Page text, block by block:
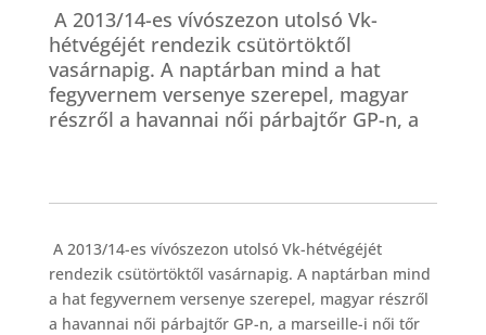
A 2013/14-es vívószezon utolsó Vk-
hétvégéjét rendezik csütörtöktől
vasárnapig. A naptárban mind a hat
fegyvernem versenye szerepel, magyar
részről a havannai női párbajtőr GP-n, a
A 2013/14-es vívószezon utolsó Vk-hétvégéjét
rendezik csütörtöktől vasárnapig. A naptárban mind
a hat fegyvernem versenye szerepel, magyar részről
a havannai női párbajtőr GP-n, a marseille-i női tőr